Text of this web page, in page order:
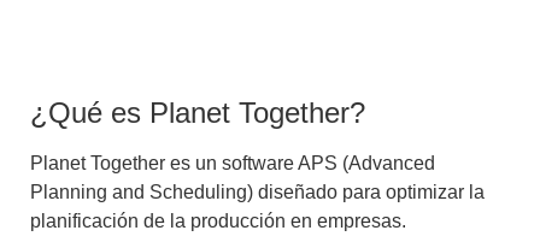
¿Qué es Planet Together?
Planet Together es un software APS (Advanced
Planning and Scheduling) diseñado para optimizar la
planificación de la producción en empresas.